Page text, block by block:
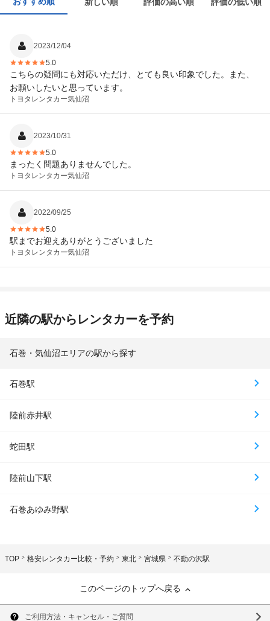
2023/12/04
5.0
こちらの疑問にも対応いただけ、とても良い印象でした。また、
お願いしたいと思っています。
トヨタレンタカー気仙沼
2023/10/31
5.0
まったく問題ありませんでした。
トヨタレンタカー気仙沼
2022/09/25
5.0
駅までお迎えありがとうございました
トヨタレンタカー気仙沼
近隣の駅からレンタカーを予約
石巻・気仙沼エリアの駅から探す
石巻駅
陸前赤井駅
蛇田駅
陸前山下駅
石巻あゆみ野駅
TOP 格安レンタカー比較・予約 東北 宮城県 不動の沢駅
このページのトップへ戻る